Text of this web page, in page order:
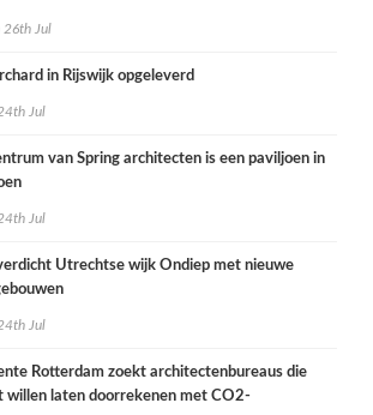
26th Jul
in Rijswijk opgeleverd
Jul
van Spring architecten is een paviljoen in
Jul
Utrechtse wijk Ondiep met nieuwe
Jul
Rotterdam zoekt architectenbureaus die
willen laten doorrekenen met CO2-